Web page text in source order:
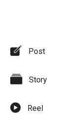
Post
Story
Reel